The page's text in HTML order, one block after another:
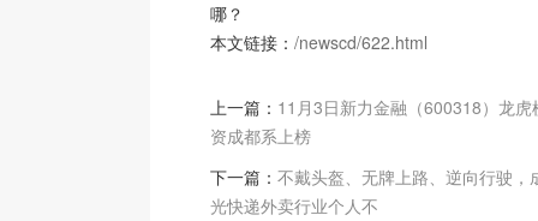
哪？
本文链接： /newscd/622.html
上一篇： 11月3日新力金融（600318）龙虎
资成都系上榜
下一篇： 不戴头盔、无牌上路、逆向行驶，
光快递外卖行业个人不